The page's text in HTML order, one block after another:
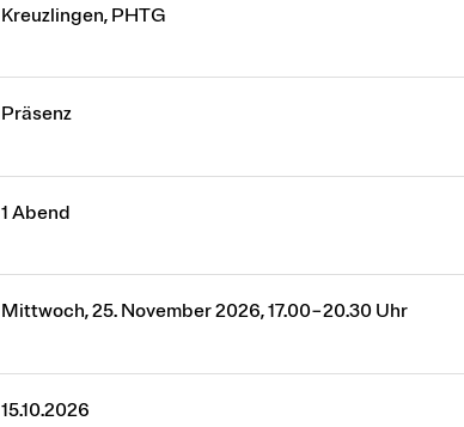
Kreuzlingen, PHTG
Präsenz
1 Abend
Mittwoch, 25. November 2026, 17.00−20.30 Uhr
15.10.2026